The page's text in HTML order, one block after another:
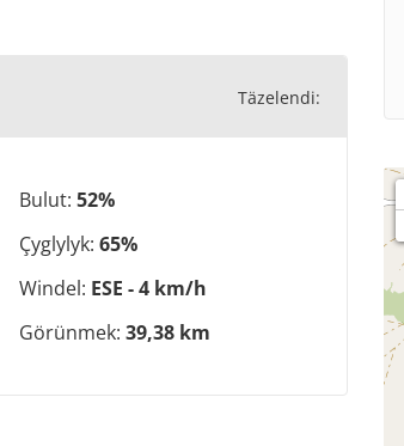
Täzelendi:
Bulut: 52%
Çyglylyk: 65%
Windel: ESE - 4 km/h
Görünmek: 39,38 km